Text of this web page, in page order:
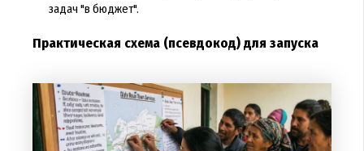
задач "в бюджет".
Практическая схема (псевдокод) для запуска